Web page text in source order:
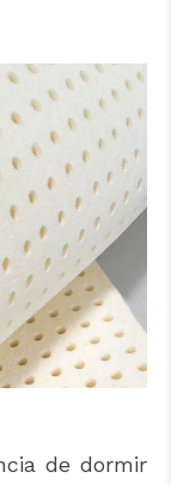
de dormir